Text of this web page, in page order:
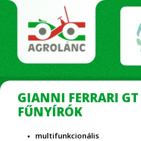
GIANNI FERRARI
FŰNYÍRÓK
multifunkcionális